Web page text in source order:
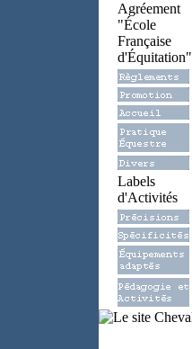
Agréement
"École
Française
d'Équitation"
Labels
d'Activités